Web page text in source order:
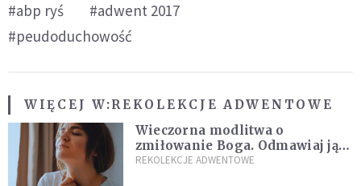
#abp ryś
#adwent 2017
#peudoduchowość
WIĘCEJ W:REKOLEKCJE ADWENTOWE
Wieczorna modlitwa o
zmiłowanie Boga. Odmawiaj ją,
gdy jest ci w życiu źle
REKOLEKCJE ADWENTOWE